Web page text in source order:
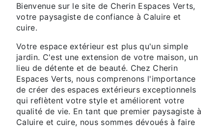
Bienvenue sur le site de Cherin Espaces Verts,
votre paysagiste de confiance à Caluire et
cuire.
Votre espace extérieur est plus qu'un simple
jardin. C'est une extension de votre maison, un
lieu de détente et de beauté. Chez Cherin
Espaces Verts, nous comprenons l'importance
de créer des espaces extérieurs exceptionnels
qui reflètent votre style et améliorent votre
qualité de vie. En tant que premier paysagiste à
Caluire et cuire, nous sommes dévoués à faire